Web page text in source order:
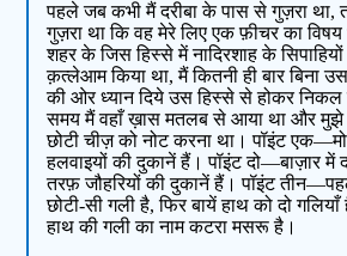
पहले जब कभी मैं दरीबा के पास से गुज़रा था,
गुज़रा था कि वह मेरे लिए एक फ़ीचर का विषय
शहर के जिस हिस्से में नादिरशाह के
क़त्लेआम किया था, मैं कितनी ही बार बिना
की ओर ध्यान दिये उस हिस्से से होकर
समय मैं वहाँ ख़ास मतलब से आया था और मुझे
छोटी चीज़ को नोट करना था। पॉइंट
हलवाइयों की दुकानें हैं। पॉइंट दो—बाज़ार में
तरफ़ जौहरियों की दुकानें हैं। पॉइंट
छोटी-सी गली है, फिर बायें हाथ को दो
हाथ की गली का नाम कटरा मसरू है।